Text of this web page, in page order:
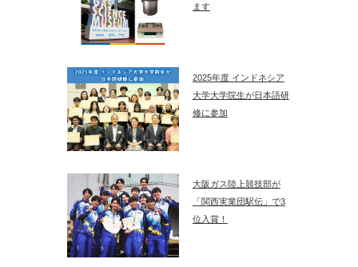
ます
2025年度 インドネシア
大学大学院生が日本語研
修に参加
大阪ガス陸上競技部が
「関西実業団駅伝」で3
位入賞！